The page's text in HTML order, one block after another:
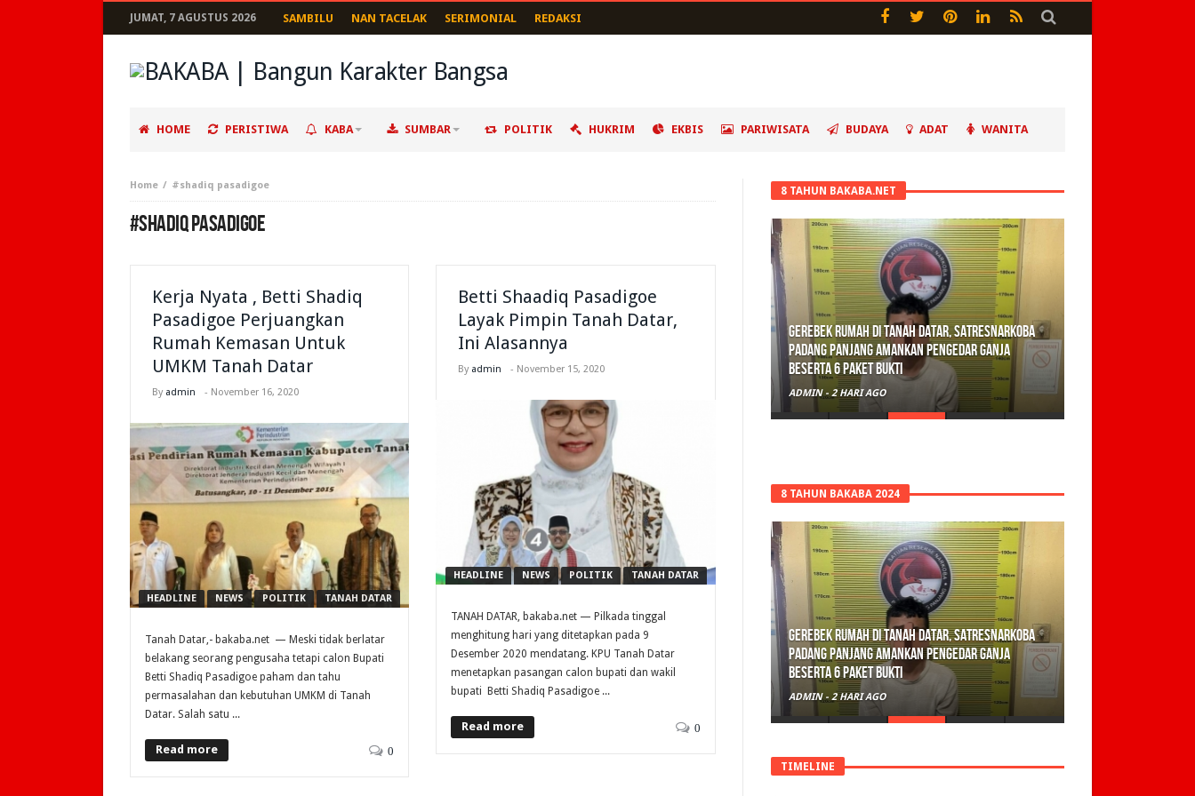
JUMAT, 7 AGUSTUS 2026 SAMBILU NAN TACELAK SERIMONIAL REDAKSI
HOME PERISTIWA KABA SUMBAR POLITIK HUKRIM EKBIS PARIWISATA BUDAYA ADAT WANITA
Home #shadiq pasadigoe
#SHADIQ PASADIGOE
Kerja Nyata , Betti Shadiq
Pasadigoe Perjuangkan
Rumah Kemasan Untuk
UMKM Tanah Datar
By admin - November 16, 2020
HEADLINE NEWS POLITIK TANAH DATAR
Tanah Datar,- bakaba.net — Meski tidak berlatar
belakang seorang pengusaha tetapi calon Bupati
Betti Shadiq Pasadigoe paham dan tahu
permasalahan dan kebutuhan UMKM di Tanah
Datar. Salah satu ...
Read more 0
Betti Shaadiq Pasadigoe
Layak Pimpin Tanah Datar,
Ini Alasannya
By admin - November 15, 2020
HEADLINE NEWS POLITIK TANAH DATAR
TANAH DATAR, bakaba.net — Pilkada tinggal
menghitung hari yang ditetapkan pada 9
Desember 2020 mendatang. KPU Tanah Datar
menetapkan pasangan calon bupati dan wakil
bupati Betti Shadiq Pasadigoe ...
Read more 0
8 TAHUN BAKABA.NET
Gerebek Rumah di Tanah Datar, Satresnarkoba
Padang Panjang Amankan Pengedar Ganja
Beserta 6 Paket Bukti
ADMIN - 2 HARI AGO
8 TAHUN BAKABA 2024
Gerebek Rumah di Tanah Datar, Satresnarkoba
Padang Panjang Amankan Pengedar Ganja
Beserta 6 Paket Bukti
ADMIN - 2 HARI AGO
TIMELINE